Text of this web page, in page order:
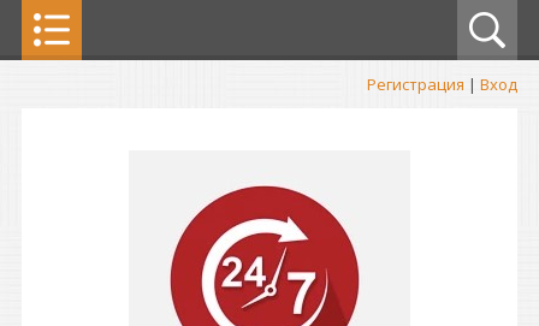
Регистрация | Вход